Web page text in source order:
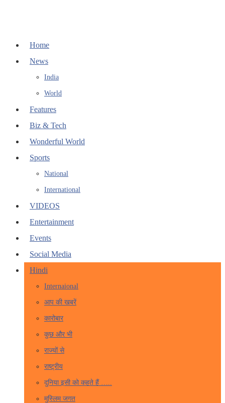
Home
News
India
World
Features
Biz & Tech
Wonderful World
Sports
National
International
VIDEOS
Entertainment
Events
Social Media
Hindi
Internaional
आप की खबरें
कारोबार
कुछ और भी
राज्यों से
राष्ट्रीय
दुनिया इसी को कहते हैं …..
मुस्लिम जगत